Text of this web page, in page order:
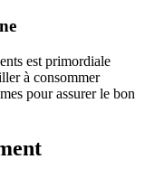
est primordiale
à consommer
pour assurer le bon